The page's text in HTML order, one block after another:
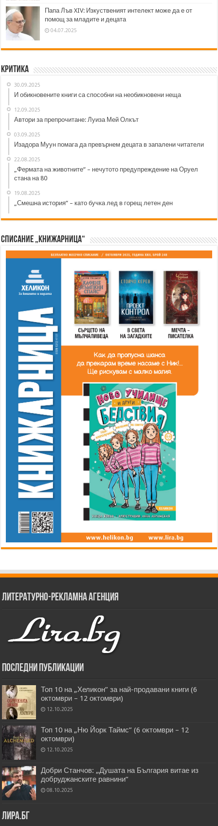
Папа Лъв XIV: Изкуственият интелект може да е от
помощ за младите и децата
04.07.2025
Критика
30.09.2025
И обикновените книги са способни на необикновени неща
12.09.2025
Автори за препрочитане: Луиза Мей Олкът
03.09.2025
Изадора Муун помага да превърнем децата в запалени читатели
22.08.2025
„Фермата на животните“ – нечутото предупреждение на Оруел
стана на 80
19.08.2025
„Смешна история“ – като бучка лед в горещ летен ден
Списание „Книжарница“
Литературно-рекламна агенция
Последни публикации
Топ 10 на „Хеликон” за най-продавани книги (6
октомври – 12 октомври)
12.10.2025
Топ 10 на „Ню Йорк Таймс” (6 октомври – 12
октомври)
12.10.2025
Добри Станчов: „Душата на България витае из
добруджанските равнини“
08.10.2025
Лира.бг